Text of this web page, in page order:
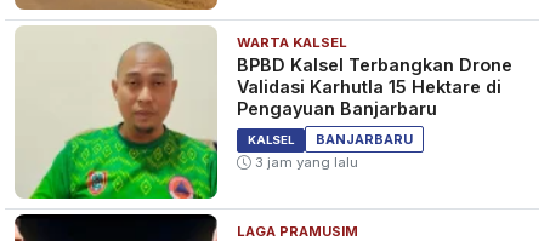
WARTA KALSEL
BPBD Kalsel Terbangkan Drone
Validasi Karhutla 15 Hektare di
Pengayuan Banjarbaru
KALSEL
BANJARBARU
3 jam yang lalu
LAGA PRAMUSIM